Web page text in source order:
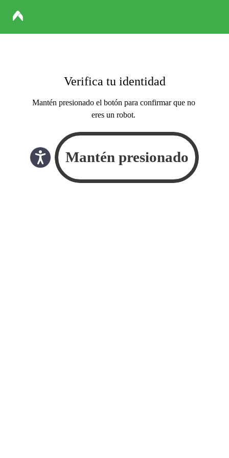
Verifica tu identidad
Mantén presionado el botón para confirmar que no
eres un robot.